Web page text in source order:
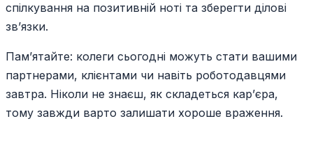
спілкування на позитивній ноті та зберегти ділові
зв’язки.
Пам’ятайте: колеги сьогодні можуть стати вашими
партнерами, клієнтами чи навіть роботодавцями
завтра. Ніколи не знаєш, як складеться кар’єра,
тому завжди варто залишати хороше враження.